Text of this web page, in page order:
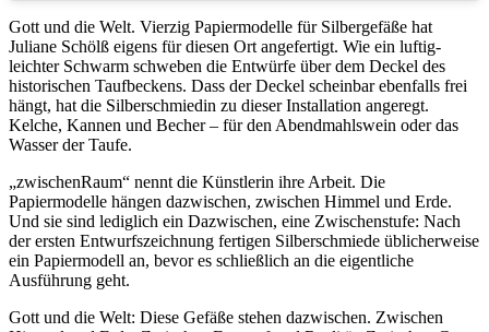
Gott und die Welt. Vierzig Papiermodelle für Silbergefäße hat
Juliane Schölß eigens für diesen Ort angefertigt. Wie ein luftig-
leichter Schwarm schweben die Entwürfe über dem Deckel des
historischen Taufbeckens. Dass der Deckel scheinbar ebenfalls frei
hängt, hat die Silberschmiedin zu dieser Installation angeregt.
Kelche, Kannen und Becher – für den Abendmahlswein oder das
Wasser der Taufe.
„zwischenRaum“ nennt die Künstlerin ihre Arbeit. Die
Papiermodelle hängen dazwischen, zwischen Himmel und Erde.
Und sie sind lediglich ein Dazwischen, eine Zwischenstufe: Nach
der ersten Entwurfszeichnung fertigen Silberschmiede üblicherweise
ein Papiermodell an, bevor es schließlich an die eigentliche
Ausführung geht.
Gott und die Welt: Diese Gefäße stehen dazwischen. Zwischen